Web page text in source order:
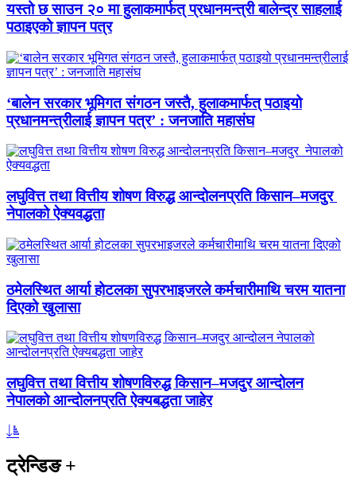
यस्तो छ साउन २० मा हुलाकमार्फत् प्रधानमन्त्री बालेन्द्र साहलाई
पठाइएको ज्ञापन पत्र
‘बालेन सरकार भूमिगत संगठन जस्तै, हुलाकमार्फत् पठाइयो
प्रधानमन्त्रीलाई ज्ञापन पत्र’ : जनजाति महासंघ
लघुवित्त तथा वित्तीय शोषण विरुद्ध आन्दोलनप्रति किसान–मजदुर
नेपालको ऐक्यवद्धता
ठमेलस्थित आर्या होटलका सुपरभाइजरले कर्मचारीमाथि चरम यातना
दिएको खुलासा
लघुवित्त तथा वित्तीय शोषणविरुद्ध किसान–मजदुर आन्दोलन
नेपालको आन्दोलनप्रति ऐक्यबद्धता जाहेर
ट्रेन्डिङ+